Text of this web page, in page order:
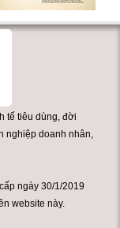
tế tiêu dùng, đời
nghiệp doanh nhân,
ngày 30/1/2019
website này.